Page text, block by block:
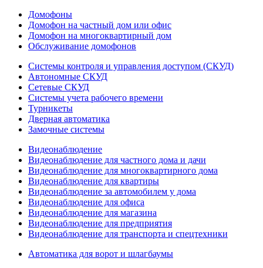
Домофоны
Домофон на частный дом или офис
Домофон на многоквартирный дом
Обслуживание домофонов
Системы контроля и управления доступом (СКУД)
Автономные СКУД
Сетевые СКУД
Системы учета рабочего времени
Турникеты
Дверная автоматика
Замочные системы
Видеонаблюдение
Видеонаблюдение для частного дома и дачи
Видеонаблюдение для многоквартирного дома
Видеонаблюдение для квартиры
Видеонаблюдение за автомобилем у дома
Видеонаблюдение для офиса
Видеонаблюдение для магазина
Видеонаблюдение для предприятия
Видеонаблюдение для транспорта и спецтехники
Автоматика для ворот и шлагбаумы